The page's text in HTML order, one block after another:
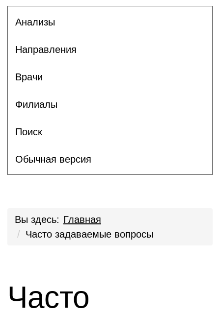
Анализы
Направления
Врачи
Филиалы
Поиск
Обычная версия
Вы здесь: Главная
Часто задаваемые вопросы
Часто